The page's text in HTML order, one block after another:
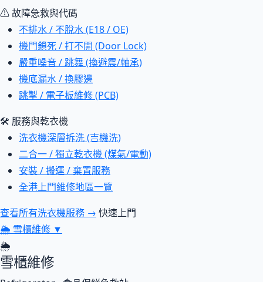
⚠ 故障急救與代碼
不排水 / 不脫水 (E18 / OE)
機門鎖死 / 打不開 (Door Lock)
嚴重噪音 / 跳舞 (換避震/軸承)
機底漏水 / 換膠邊
跳掣 / 電子板維修 (PCB)
🛠 服務與乾衣機
洗衣機深層拆洗 (吉機洗)
二合一 / 獨立乾衣機 (煤氣/電動)
安裝 / 搬運 / 棄置服務
全港上門維修地區一覽
查看所有洗衣機服務 → 快速上門
🌦 雪櫃維修 ▼
🌦
雪櫃維修